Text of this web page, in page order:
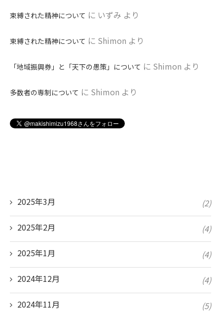
束縛された精神について に いずみ より
束縛された精神について に Shimon より
「地域振興券」と「天下の愚策」について に Shimon より
多数者の専制について に Shimon より
2025年3月 (2)
2025年2月 (4)
2025年1月 (4)
2024年12月 (4)
2024年11月 (5)